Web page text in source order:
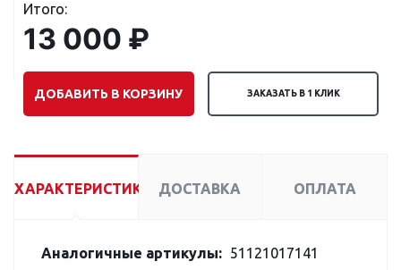
Итого:
13 000 ₽
ДОБАВИТЬ В КОРЗИНУ ЗАКАЗАТЬ В 1 КЛИК
ХАРАКТЕРИСТИКИ ДОСТАВКА ОПЛАТА
Аналогичные артикулы: 51121017141